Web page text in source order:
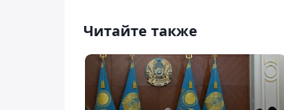
Читайте также